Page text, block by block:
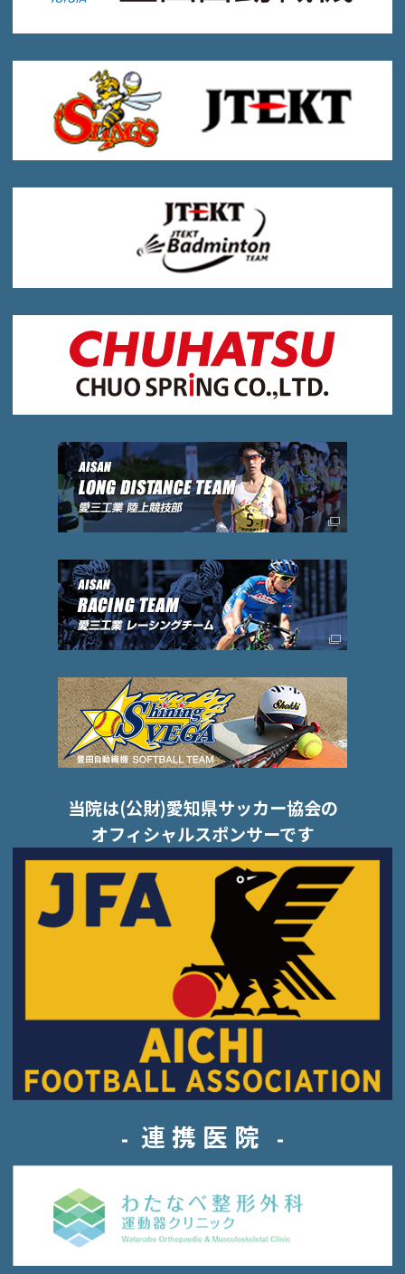
当院は(公財)愛知県サッカー協会の
オフィシャルスポンサーです
連携医院